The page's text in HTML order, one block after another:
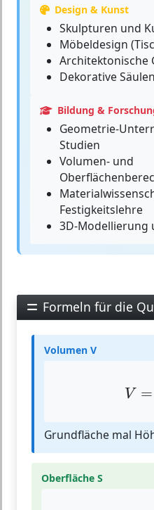
Design & Kunst
Skulpturen und
Möbeldesign
Architektonische
Dekorative
Bildung &
Geometrie-
Studien
Volumen- und
Festigkeitslehre
3D-Modellierung
Formeln für die
Volumen V
V =
V
Grundfläche mal
Oberfläche S